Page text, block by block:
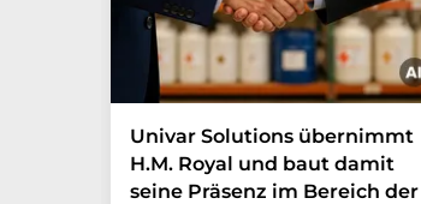
Univar Solutions übernimmt
H.M. Royal und baut damit
seine Präsenz im Bereich der